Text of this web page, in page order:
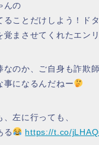
んの
ることだけしよう！ド
覚まさせてくれたエンリ
なのか、ご自身も詐欺
事になるんだねー
左に行っても、
る
https://t.co/